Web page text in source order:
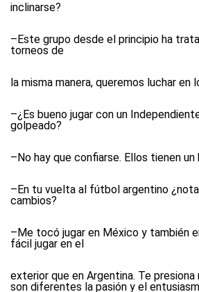
inclinarse?
–Este grupo desde el principio ha
torneos de
la misma manera, queremos luchar en
–¿Es bueno jugar con un
golpeado?
–No hay que confiarse. Ellos tienen un
–En tu vuelta al fútbol argentino
cambios?
–Me tocó jugar en México y también
fácil jugar en el
exterior que en Argentina. Te
son diferentes la pasión y el